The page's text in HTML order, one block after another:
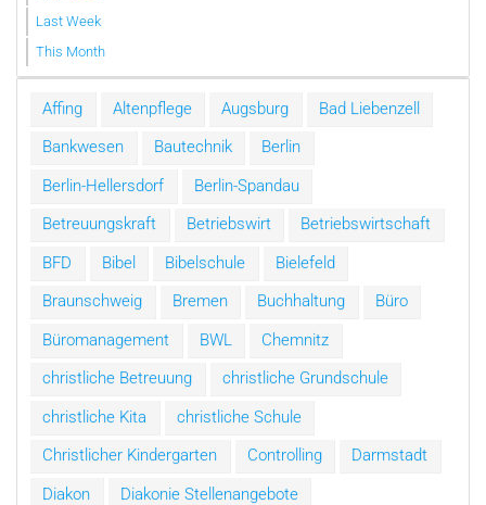
Last Week
This Month
Affing Altenpflege Augsburg
Bad Liebenzell
Bankwesen
Bautechnik
Berlin
Berlin-Hellersdorf
Berlin-Spandau
Betreuungskraft
Betriebswirt
Betriebswirtschaft
BFD
Bibel Bibelschule
Bielefeld
Braunschweig
Bremen Buchhaltung
Büro
Büromanagement
BWL
Chemnitz
christliche Betreuung
christliche Grundschule
christliche Kita
christliche Schule
Christlicher Kindergarten
Controlling
Darmstadt
Diakon
Diakonie Stellenangebote